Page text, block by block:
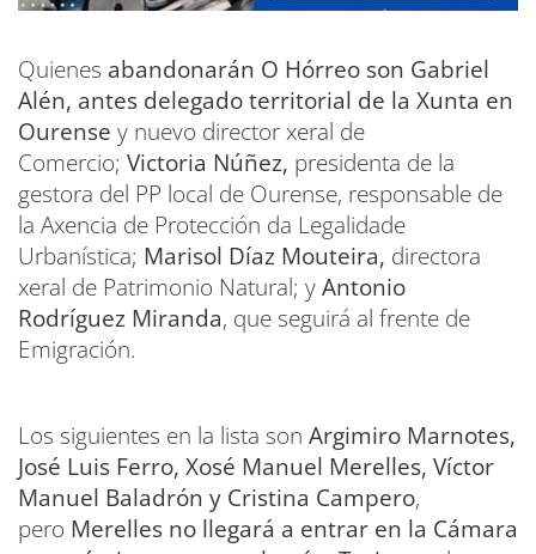
Quienes abandonarán O Hórreo son Gabriel
Alén, antes delegado territorial de la Xunta en
Ourense y nuevo director xeral de
Comercio; Victoria Núñez, presidenta de la
gestora del PP local de Ourense, responsable de
la Axencia de Protección da Legalidade
Urbanística; Marisol Díaz Mouteira, directora
xeral de Patrimonio Natural; yAntonio
Rodríguez Miranda, que seguirá al frente de
Emigración.
Los siguientes en la lista son Argimiro Marnotes,
José Luis Ferro, Xosé Manuel Merelles, Víctor
Manuel Baladrón y Cristina Campero,
pero Merelles no llegará a entrar en la Cámara